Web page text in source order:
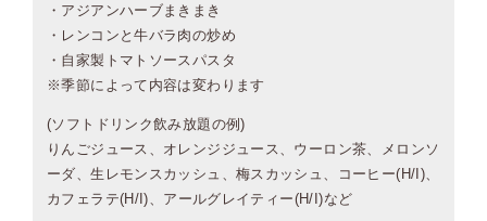
・アジアンハーブまきまき
・レンコンと牛バラ肉の炒め
・自家製トマトソースパスタ
※季節によって内容は変わります
(ソフトドリンク飲み放題の例)
りんごジュース、オレンジジュース、ウーロン茶、メロンソ
ーダ、生レモンスカッシュ、梅スカッシュ、コーヒー(H/I)、
カフェラテ(H/I)、アールグレイティー(H/I)など